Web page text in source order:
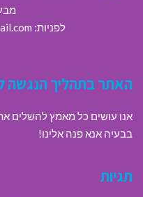
לפניות: Avihai.ZoomAt@gmail.com
האתר בתהליך הנגשה
אנו עושים כל מאמץ להשלים
בבעיה אנא פנה אלינו!
תגיות